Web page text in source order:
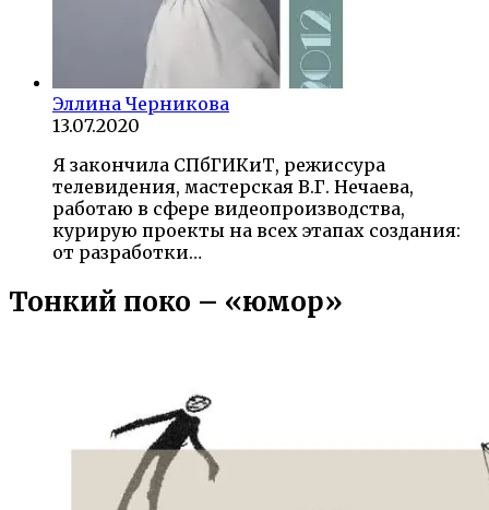
Эллина Черникова
13.07.2020
Я закончила СПбГИКиТ, режиссура
телевидения, мастерская В.Г. Нечаева,
работаю в сфере видеопроизводства,
курирую проекты на всех этапах создания:
от разработки…
Тонкий поко – «юмор»